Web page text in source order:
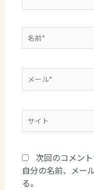
次回のコメン
自分の名前、メー
る。